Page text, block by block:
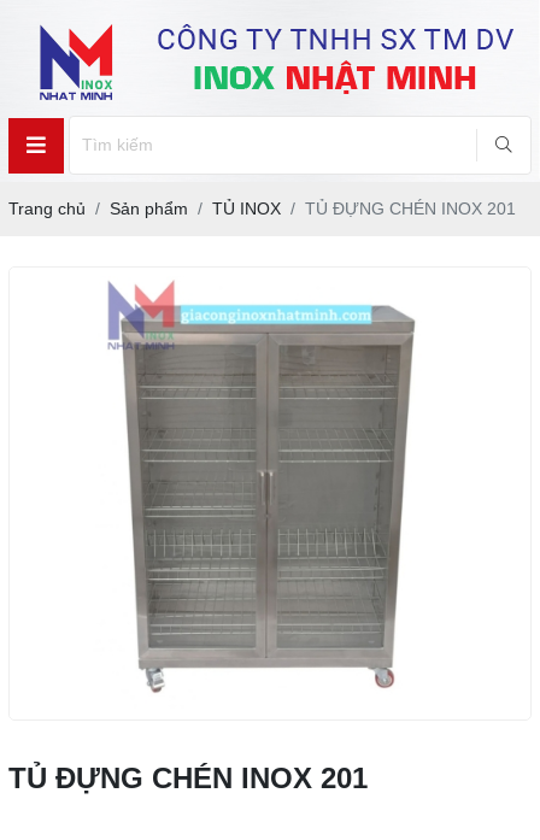
Trang chủ Sản phẩm TỦ INOX TỦ ĐỰNG CHÉN INOX 201
TỦ ĐỰNG CHÉN INOX 201